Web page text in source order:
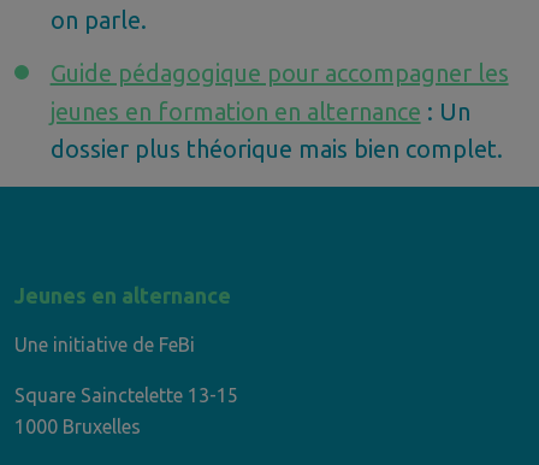
on parle.
Guide pédagogique pour accompagner les
jeunes en formation en alternance : Un
dossier plus théorique mais bien complet.
Jeunes en alternance
Une initiative de FeBi
Square Sainctelette 13-15
1000 Bruxelles